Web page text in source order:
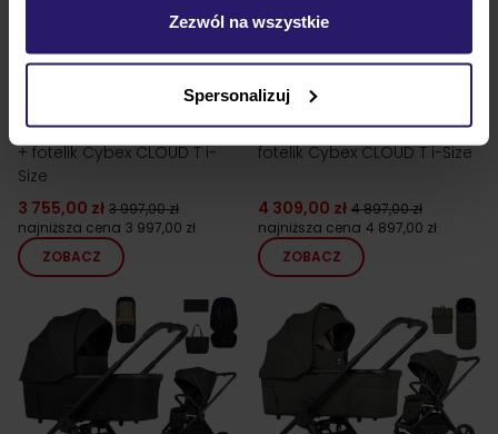
Zezwól na wszystkie
Spersonalizuj
Venicci CLARO 2 wózek 3w1
+ fotelik Cybex CLOUD T i-
Size
3 755,00 zł 3 997,00 zł
najniższa cena 3 997,00 zł
ZOBACZ
24h!
Muuvo FOLD wózek 3w1 +
fotelik Cybex CLOUD T i-Size
4 309,00 zł 4 897,00 zł
najniższa cena 4 897,00 zł
ZOBACZ